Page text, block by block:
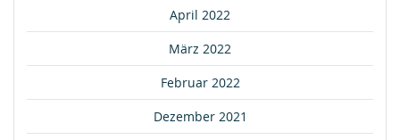
April 2022
März 2022
Februar 2022
Dezember 2021